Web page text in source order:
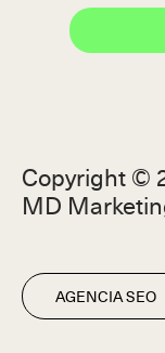
Copyright ©
MD
AGENCIA SEO